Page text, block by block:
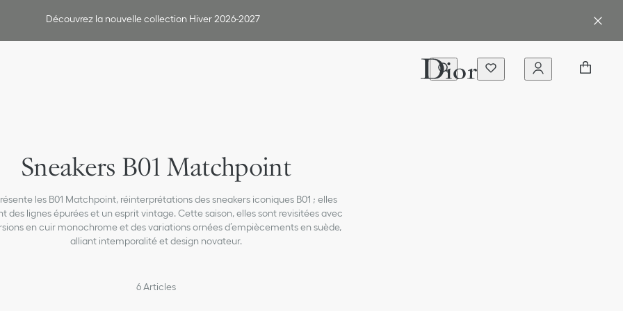
Découvrez la nouvelle collection Hiver 2026-2027
Sneakers B01 Matchpoint
les B01 Matchpoint, réinterprétations des sneakers iconiques B01 ; elles
des lignes épurées et un esprit vintage. Cette saison, elles sont revisitées avec
en cuir monochrome et des variations ornées d’empiècements en suède,
alliant intemporalité et design novateur.
6 Articles